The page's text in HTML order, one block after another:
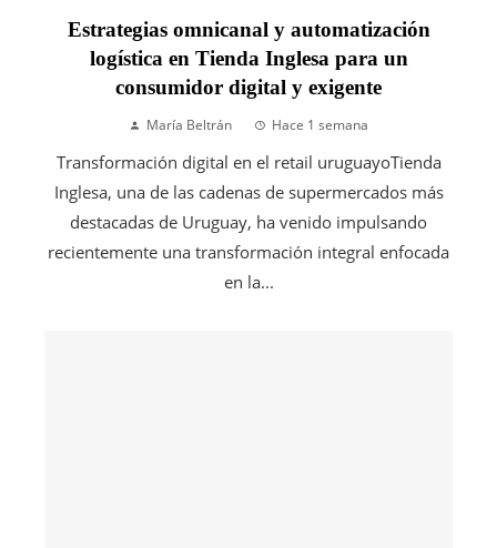
Estrategias omnicanal y automatización
logística en Tienda Inglesa para un
consumidor digital y exigente
María Beltrán Hace 1 semana
Transformación digital en el retail uruguayoTienda
Inglesa, una de las cadenas de supermercados más
destacadas de Uruguay, ha venido impulsando
recientemente una transformación integral enfocada
en la...